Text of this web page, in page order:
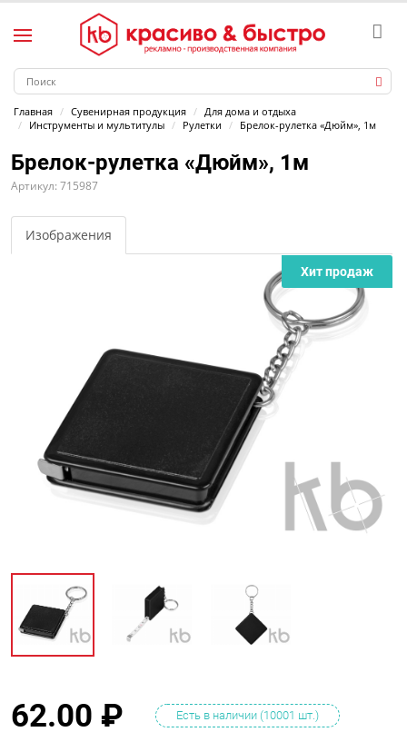
Главная Сувенирная продукция
Для дома и отдыха
Инструменты и мультитулы
Рулетки Брелок-рулетка «Дюйм», 1м
Брелок-рулетка «Дюйм», 1м
Артикул: 715987
Изображения
Хит продаж
62.00 ₽ Есть в наличии (10001 шт.)